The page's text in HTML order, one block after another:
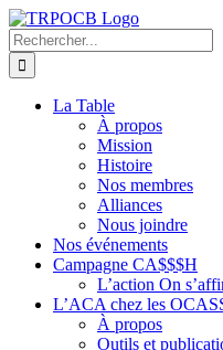
Passer
au
contenu
Rechercher:
La Table
À propos
Mission
Histoire
Nos membres
Alliances
Nous joindre
Nos événements
Campagne CA$$$H
L’action On
L’ACA chez les
À propos
Outils et